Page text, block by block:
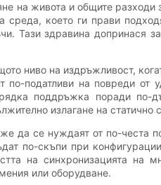
на живота и общите разходи
среда, което ги прави
Тази здравина допринася
ниво на издръжливост,
по-податливи на повреди
поддръжка поради
излагане на статично
да се нуждаят от по-честа
по-скъпи при
на синхронизацията
или оборудване.